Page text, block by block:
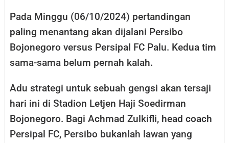
Pada Minggu (06/10/2024) pertandingan
paling menantang akan dijalani Persibo
Bojonegoro versus Persipal FC Palu. Kedua tim
sama-sama belum pernah kalah.
Adu strategi untuk sebuah gengsi akan tersaji
hari ini di Stadion Letjen Haji Soedirman
Bojonegoro. Bagi Achmad Zulkifli, head coach
Persipal FC, Persibo bukanlah lawan yang